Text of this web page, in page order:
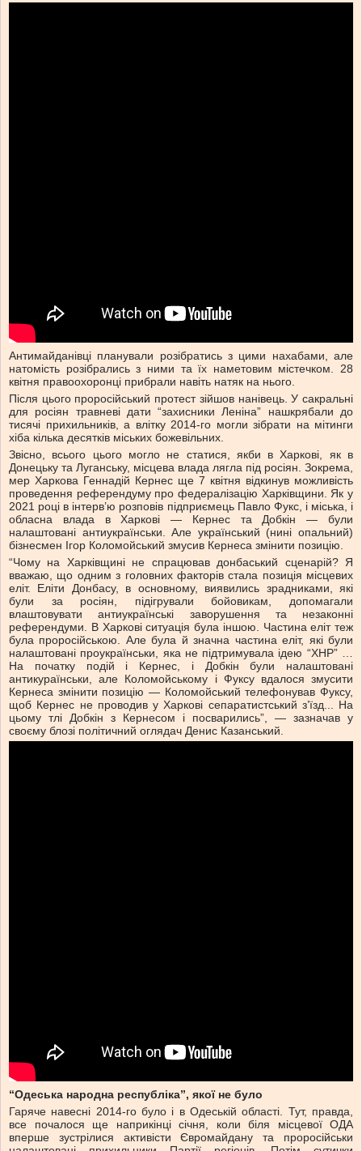
Антимайданівці планували розібратись з цими нахабами, але
натомість розібрались з ними та їх наметовим містечком. 28
квітня правоохоронці прибрали навіть натяк на нього.
Після цього проросійський протест зійшов нанівець. У сакральні
для росіян травневі дати “захисники Леніна” нашкрябали до
тисячі прихильників, а влітку 2014-го могли зібрати на мітинги
хіба кілька десятків міських божевільних.
Звісно, всього цього могло не статися, якби в Харкові, як в
Донецьку та Луганську, місцева влада лягла під росіян. Зокрема,
мер Харкова Геннадій Кернес ще 7 квітня відкинув можливість
проведення референдуму про федералізацію Харківщини. Як у
2021 році в інтерв’ю розповів підприємець Павло Фукс, і міська, і
обласна влада в Харкові — Кернес та Добкін — були
налаштовані антиукраїнськи. Але український (нині опальний)
бізнесмен Ігор Коломойський змусив Кернеса змінити позицію.
“Чому на Харківщині не спрацював донбаський сценарій? Я
вважаю, що одним з головних факторів стала позиція місцевих
еліт. Еліти Донбасу, в основному, виявились зрадниками, які
були за росіян, підігрували бойовикам, допомагали
влаштовувати антиукраїнські заворушення та незаконні
референдуми. В Харкові ситуація була іншою. Частина еліт теж
була проросійською. Але була й значна частина еліт, які були
налаштовані проукраїнськи, яка не підтримувала ідею “ХНР” …
На початку подій і Кернес, і Добкін були налаштовані
антикураїнськи, але Коломойському і Фуксу вдалося змусити
Кернеса змінити позицію — Коломойський телефонував Фуксу,
щоб Кернес не проводив у Харкові сепаратистський з’їзд... На
цьому тлі Добкін з Кернесом і посварились”, — зазначав у
своєму блозі політичний оглядач Денис Казанський.
“Одеська народна республіка”, якої не було
Гаряче навесні 2014-го було і в Одеській області. Тут, правда,
все почалося ще наприкінці січня, коли біля місцевої ОДА
вперше зустрілися активісти Євромайдану та проросійськи